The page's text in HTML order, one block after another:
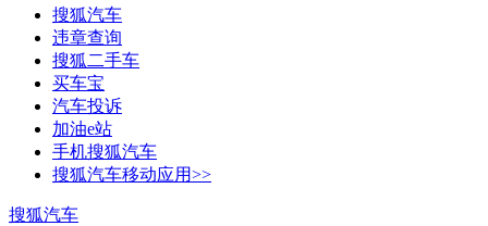
搜狐汽车
违章查询
搜狐二手车
买车宝
汽车投诉
加油e站
手机搜狐汽车
搜狐汽车移动应用>>
搜狐汽车